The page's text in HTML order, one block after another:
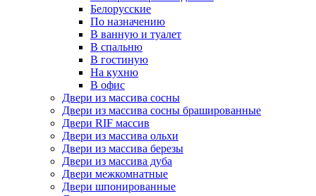
Белорусские
По назначению
В ванную и туалет
В спальню
В гостиную
На кухню
В офис
Двери из массива сосны
Двери из массива сосны брашированные
Двери RIF массив
Двери из массива ольхи
Двери из массива березы
Двери из массива дуба
Двери межкомнатные
Двери шпонированные